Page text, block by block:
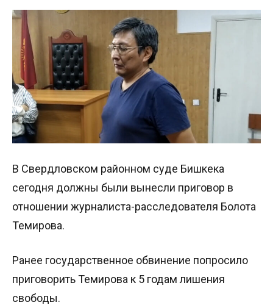
В Свердловском районном суде Бишкека
сегодня должны были вынесли приговор в
отношении журналиста-расследователя Болота
Темирова.
Ранее государственное обвинение попросило
приговорить Темирова к 5 годам лишения
свободы.